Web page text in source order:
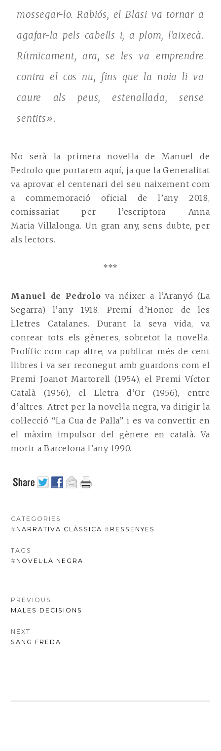
mossegar-lo. Rabiós, el Blasi va tornar a
agafar-la pels cabells i, a plom, l’aixecà.
Rítmicament, ara, se les va emprendre
contra el cos nu, fins que la noia li va
caure als peus, estenallada, sense
sentits».
No serà la primera novel·la de Manuel de
Pedrolo que portarem aquí, ja que la Generalitat
va aprovar el centenari del seu naixement com
a commemoració oficial de l’any 2018,
comissariat per l’escriptora Anna
MariaVillalonga. Un gran any, sens dubte, per
als lectors.
***
Manuel de Pedrolo va néixer a l’Aranyó (La
Segarra) l’any 1918. Premi d’Honor de les
Lletres Catalanes. Durant la seva vida, va
conrear tots els gèneres, sobretot la novel·la.
Prolífic com cap altre, va publicar més de cent
llibres i va ser reconegut amb guardons com el
Premi Joanot Martorell (1954), el Premi Víctor
Català (1956), el Lletra d’Or (1956), entre
d’altres. Atret per la novel·la negra, va dirigir la
col·lecció “La Cua de Palla” i es va convertir en
el màxim impulsor del gènere en català. Va
morir a Barcelona l’any 1990.
CATEGORIES
# NARRATIVA CLÀSSICA # RESSENYES
TAGS
# NOVEL·LA NEGRA
NAVEGACIÓ
D'ENTRADES
PREVIOUS
PREVIOUS
MALES DECISIONS
NEXT
NEXT
SANG FREDA